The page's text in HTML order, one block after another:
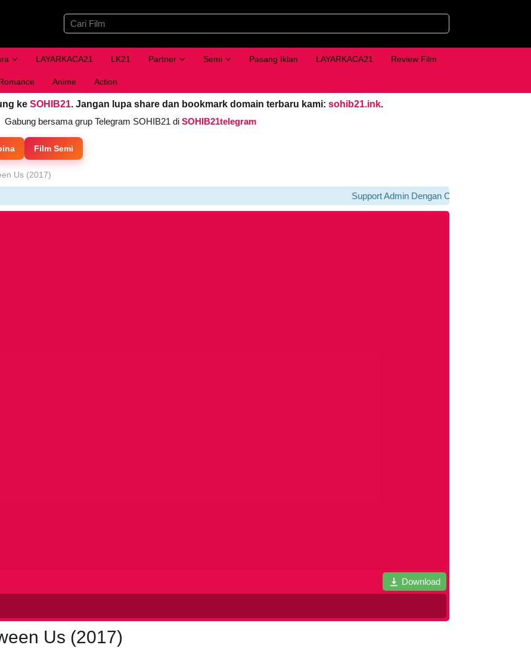
LAYARKACA21 LK21 Partner Semi Pasang Iklan LAYARKACA21 Review Film
Anime Action
ke SOHIB21. Jangan lupa share dan bookmark domain terbaru kami: sohib21.ink.
Gabung bersama grup Telegram SOHIB21 di SOHIB21telegram
Film Semi
Us (2017)
Support Admin Dengan Cara Klik iklan Di bawah
Download
Us (2017)